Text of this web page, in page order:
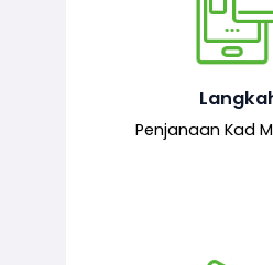
Penjanaan Kad
Setelah permohonan
MyRadha’ah